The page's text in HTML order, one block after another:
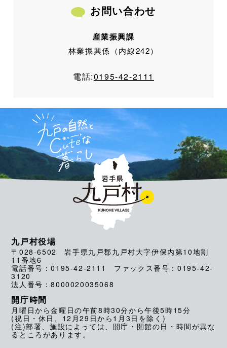
お問い合わせ
産業振興課
林業振興係（内線242）
電話:0195-42-2111
九戸村役場
〒028-6502 岩手県九戸郡九戸村大字伊保内第10地割
11番地6
電話番号：0195-42-2111 ファックス番号：0195-42-
3120
法人番号：8000020035068
開庁時間
月曜日から金曜日の午前8時30分から午後5時15分
(祝日・休日、12月29日から1月3日を除く)
(注)部署、施設によっては、開庁・開館の日・時間が異な
るところがあります。